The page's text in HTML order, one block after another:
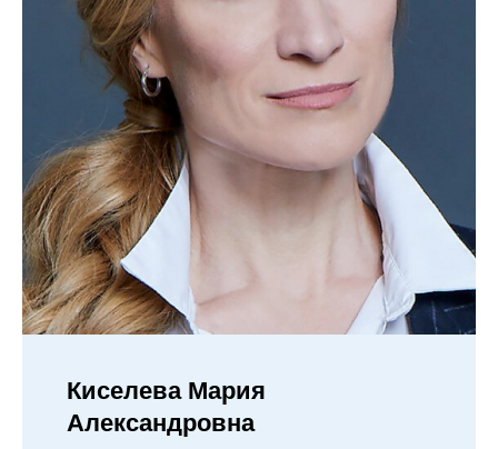
Киселева Мария
Александровна